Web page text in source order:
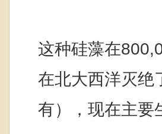
这种硅藻在
在北大西洋灭绝
有），现在主要